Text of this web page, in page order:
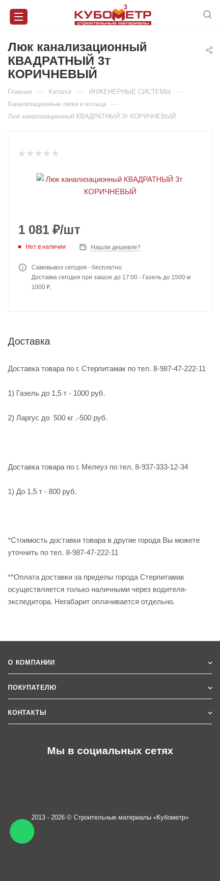
Люк канализационный
КВАДРАТНЫЙ 3т
КОРИЧНЕВЫЙ
Главная — Каталог — ИНЖЕНЕРНЫЕ СИСТЕМЫ —
Канализационные люки и кольца —
Люк канализационный КВАДРАТНЫЙ 3т КОРИЧНЕВЫЙ
1 081 ₽/шт
Нет в наличии Нашли дешевле?
Самовывоз сегодня - бесплатно
Доставка сегодня при заказе до 17:00 - Газель до 1500 кг
1000 ₽,
Доставка
Доставка товара по г. Стерлитамак по тел. 8-987-47-222-11
1) Газель до 1,5 т - 1000 руб.
2) Ларгус до 500 кг .-500 руб.
Доставка товара по г. Мелеуз по тел. 8-937-333-12-34
1) До 1,5 т - 800 руб.
*Стоимость доставки товара в другие города Вы можете
уточнить по тел. 8-987-47-222-11
**Оплата доставки за пределы города Стерлитамак
осуществляется только наличными через водителя-
экспедитора. Негабарит оплачивается отдельно.
О КОМПАНИИ
ПОКУПАТЕЛЮ
КОНТАКТЫ
Мы в социальных сетях
2013 - 2026 © Строительные материалы «Кубометр»